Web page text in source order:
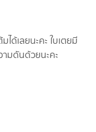
ได้เลยนะคะ ใบเตยมี
ามดันด้วยนะคะ